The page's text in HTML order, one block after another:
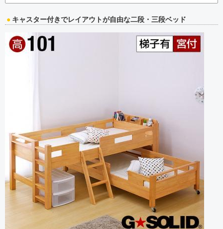
キャスター付きでレイアウトが自由な二段・三段ベッド